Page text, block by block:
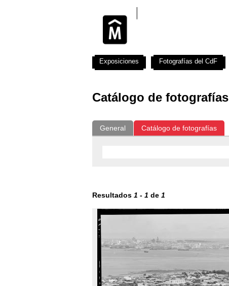
Catálogo de fotografías
General Catálogo de fotografías
Resultados 1 - 1 de 1
Exposiciones Fotografías del CdF